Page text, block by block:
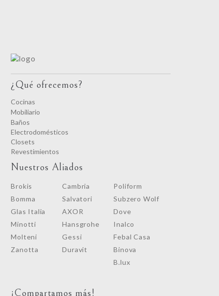
¿Qué ofrecemos?
Cocinas
Mobiliario
Baños
Electrodomésticos
Closets
Revestimientos
Nuestros Aliados
Brokis
Bomma
Glas Italia
Minotti
Molteni
Zanotta
Cambria
Salvatori
AXOR
Hansgrohe
Gessi
Duravit
Poliform
Subzero Wolf
Dove
Inalco
Febal Casa
Binova
B.lux
¡Compartamos más!